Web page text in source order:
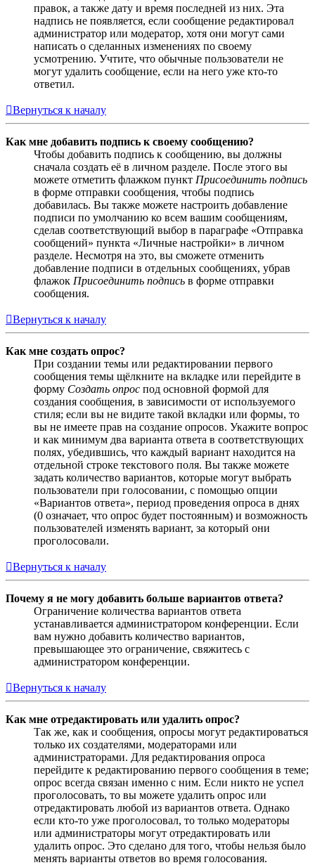
правок, а также дату и время последней из них. Эта
надпись не появляется, если сообщение редактировал
администратор или модератор, хотя они могут сами
написать о сделанных изменениях по своему
усмотрению. Учтите, что обычные пользователи не
могут удалить сообщение, если на него уже кто-то
ответил.
Вернуться к началу
Как мне добавить подпись к своему сообщению?
Чтобы добавить подпись к сообщению, вы должны
сначала создать её в личном разделе. После этого вы
можете отметить флажком пункт Присоединить подпись
в форме отправки сообщения, чтобы подпись
добавилась. Вы также можете настроить добавление
подписи по умолчанию ко всем вашим сообщениям,
сделав соответствующий выбор в параграфе «Отправка
сообщений» пункта «Личные настройки» в личном
разделе. Несмотря на это, вы сможете отменить
добавление подписи в отдельных сообщениях, убрав
флажок Присоединить подпись в форме отправки
сообщения.
Вернуться к началу
Как мне создать опрос?
При создании темы или редактировании первого
сообщения темы щёлкните на вкладке или перейдите в
форму Создать опрос под основной формой для
создания сообщения, в зависимости от используемого
стиля; если вы не видите такой вкладки или формы, то
вы не имеете прав на создание опросов. Укажите вопрос
и как минимум два варианта ответа в соответствующих
полях, убедившись, что каждый вариант находится на
отдельной строке текстового поля. Вы также можете
задать количество вариантов, которые могут выбрать
пользователи при голосовании, с помощью опции
«Вариантов ответа», период проведения опроса в днях
(0 означает, что опрос будет постоянным) и возможность
пользователей изменять вариант, за который они
проголосовали.
Вернуться к началу
Почему я не могу добавить больше вариантов ответа?
Ограничение количества вариантов ответа
устанавливается администратором конференции. Если
вам нужно добавить количество вариантов,
превышающее это ограничение, свяжитесь с
администратором конференции.
Вернуться к началу
Как мне отредактировать или удалить опрос?
Так же, как и сообщения, опросы могут редактироваться
только их создателями, модераторами или
администраторами. Для редактирования опроса
перейдите к редактированию первого сообщения в теме;
опрос всегда связан именно с ним. Если никто не успел
проголосовать, то вы можете удалить опрос или
отредактировать любой из вариантов ответа. Однако
если кто-то уже проголосовал, то только модераторы
или администраторы могут отредактировать или
удалить опрос. Это сделано для того, чтобы нельзя было
менять варианты ответов во время голосования.